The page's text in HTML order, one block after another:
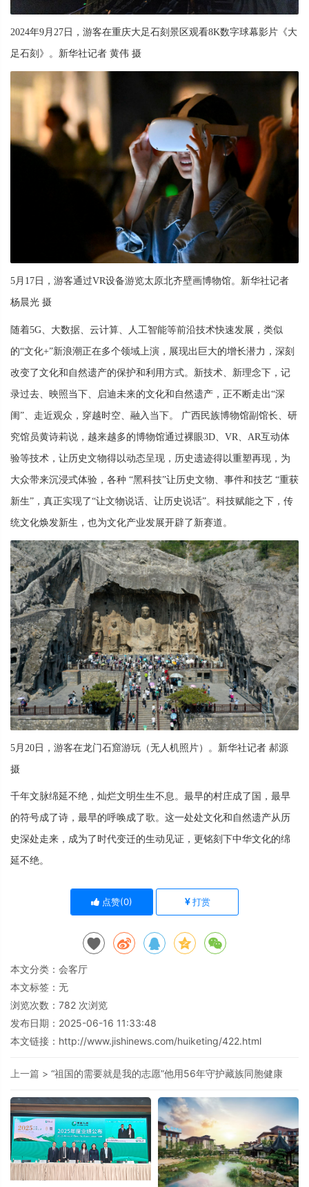
2024年9月27日，游客在重庆大足石刻景区观看8K数字球幕影片《大
足石刻》。新华社记者 黄伟 摄
5月17日，游客通过VR设备游览太原北齐壁画博物馆。新华社记者
杨晨光 摄
随着5G、大数据、云计算、人工智能等前沿技术快速发展，类似
的“文化+”新浪潮正在多个领域上演，展现出巨大的增长潜力，深刻
改变了文化和自然遗产的保护和利用方式。新技术、新理念下，记
录过去、映照当下、启迪未来的文化和自然遗产，正不断走出“深
闺”、走近观众，穿越时空、融入当下。 广西民族博物馆副馆长、研
究馆员黄诗莉说，越来越多的博物馆通过裸眼3D、VR、AR互动体
验等技术，让历史文物得以动态呈现，历史遗迹得以重塑再现，为
大众带来沉浸式体验，各种 “黑科技”让历史文物、事件和技艺 “重获
新生”，真正实现了“让文物说话、让历史说话”。科技赋能之下，传
统文化焕发新生，也为文化产业发展开辟了新赛道。
5月20日，游客在龙门石窟游玩（无人机照片）。新华社记者 郝源
摄
千年文脉绵延不绝，灿烂文明生生不息。最早的村庄成了国，最早
的符号成了诗，最早的呼唤成了歌。这一处处文化和自然遗产从历
史深处走来，成为了时代变迁的生动见证，更铭刻下中华文化的绵
延不绝。
点赞(0) 打赏
本文分类： 会客厅
本文标签：无
浏览次数： 782 次浏览
发布日期：2025-06-16 11:33:48
本文链接： http://www.jishinews.com/huiketing/422.html
上一篇 > “祖国的需要就是我的志愿”他用56年守护藏族同胞健康